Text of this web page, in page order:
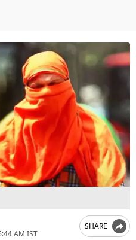
AM IST
SHARE